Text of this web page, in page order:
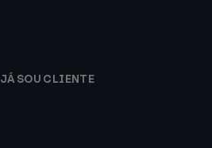
JÁ SOU CLIENTE